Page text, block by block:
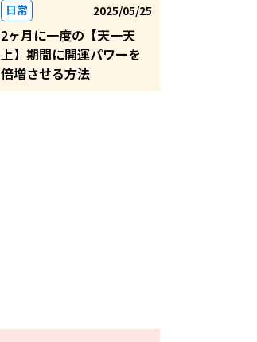
日常 2025/05/25
2ヶ月に一度の【天一天
上】期間に開運パワーを
倍増させる方法